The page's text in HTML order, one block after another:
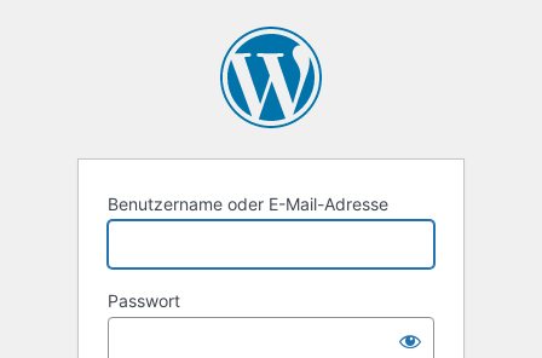
Benutzername oder E-Mail-Adresse
Passwort